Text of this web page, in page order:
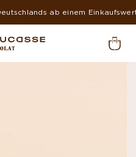
Münchner Comptoir